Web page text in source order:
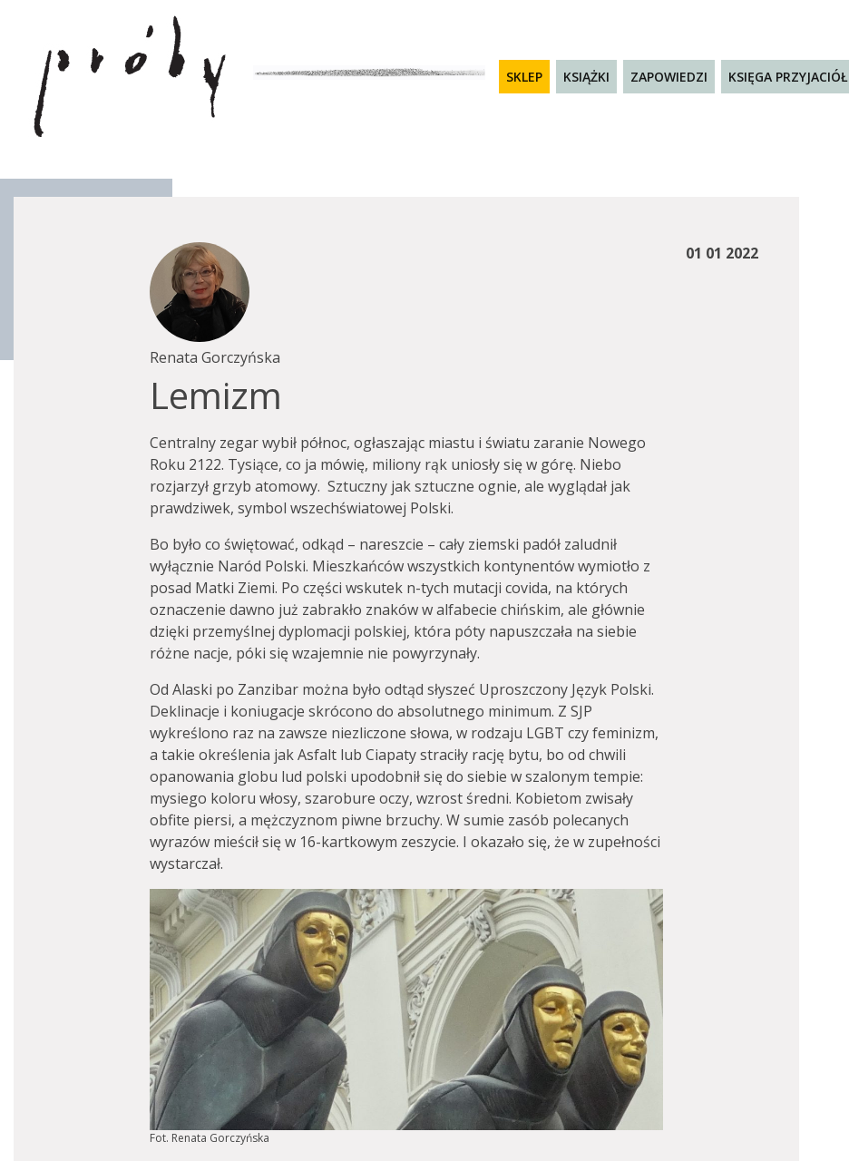
SKLEP KSIĄŻKI ZAPOWIEDZI KSIĘGA PRZYJACIÓŁ
01 01 2022
Renata Gorczyńska
Lemizm
Centralny zegar wybił północ, ogłaszając miastu i światu zaranie Nowego
Roku 2122. Tysiące, co ja mówię, miliony rąk uniosły się w górę. Niebo
rozjarzył grzyb atomowy. Sztuczny jak sztuczne ognie, ale wyglądał jak
prawdziwek, symbol wszechświatowej Polski.
Bo było co świętować, odkąd – nareszcie – cały ziemski padół zaludnił
wyłącznie Naród Polski. Mieszkańców wszystkich kontynentów wymiotło z
posad Matki Ziemi. Po części wskutek n-tych mutacji covida, na których
oznaczenie dawno już zabrakło znaków w alfabecie chińskim, ale głównie
dzięki przemyślnej dyplomacji polskiej, która póty napuszczała na siebie
różne nacje, póki się wzajemnie nie powyrzynały.
Od Alaski po Zanzibar można było odtąd słyszeć Uproszczony Język Polski.
Deklinacje i koniugacje skrócono do absolutnego minimum. Z SJP
wykreślono raz na zawsze niezliczone słowa, w rodzaju LGBT czy feminizm,
a takie określenia jak Asfalt lub Ciapaty straciły rację bytu, bo od chwili
opanowania globu lud polski upodobnił się do siebie w szalonym tempie:
mysiego koloru włosy, szarobure oczy, wzrost średni. Kobietom zwisały
obfite piersi, a mężczyznom piwne brzuchy. W sumie zasób polecanych
wyrazów mieścił się w 16-kartkowym zeszycie. I okazało się, że w zupełności
wystarczał.
Fot. Renata Gorczyńska